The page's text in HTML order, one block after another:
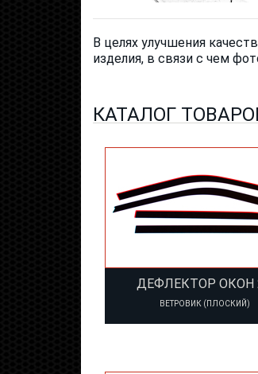
В целях улучшения
изделия, в связи с чем
КАТАЛОГ
ДЕФЛЕКТОР ОКОН
ВЕТРОВИК (ПЛОСКИЙ)